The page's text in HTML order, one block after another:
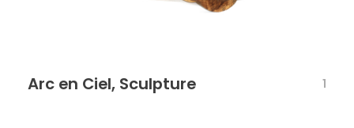
Arc en Ciel, Sculpture 1